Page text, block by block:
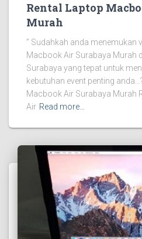
Rental Laptop
Murah
” Sudahkah anda menemukan
Macbook Air Surabaya Murah
Surabaya yang tepat untuk
kebutuhan event penting
Macbook Air Surabaya Murah
Air Read more…